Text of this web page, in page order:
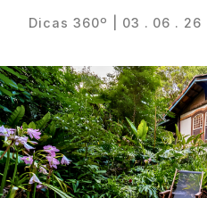
Dicas 360º | 03 . 06 . 26